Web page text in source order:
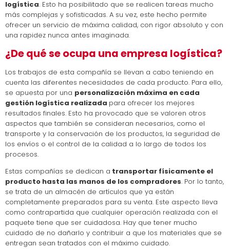
logística. Esto ha posibilitado que se realicen tareas mucho
más complejas y sofisticadas. A su vez, este hecho permite
ofrecer un servicio de máxima calidad, con rigor absoluto y con
una rapidez nunca antes imaginada.
¿De qué se ocupa una empresa logística?
Los trabajos de esta compañía se llevan a cabo teniendo en
cuenta las diferentes necesidades de cada producto. Para ello,
se apuesta por una personalización máxima en cada
gestión logística realizada para ofrecer los mejores
resultados finales. Esto ha provocado que se valoren otros
aspectos que también se consideran necesarios, como el
transporte y la conservación de los productos, la seguridad de
los envíos o el control de la calidad a lo largo de todos los
procesos.
Estas compañías se dedican a transportar físicamente el
producto hasta las manos de los compradores. Por lo tanto,
se trata de un almacén de artículos que ya están
completamente preparados para su venta. Este aspecto lleva
como contrapartida que cualquier operación realizada con el
paquete tiene que ser cuidadosa. Hay que tener mucho
cuidado de no dañarlo y contribuir a que los materiales que se
entregan sean tratados con el máximo cuidado.